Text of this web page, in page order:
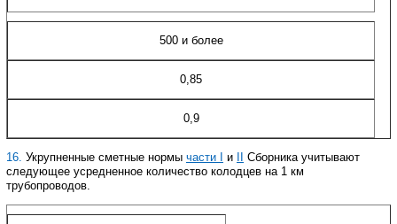
500 и более
0,85
0,9
16. Укрупненные сметные нормы части и
Сборника учитывают
следующее усредненное количество колодцев на 1 км
трубопроводов.